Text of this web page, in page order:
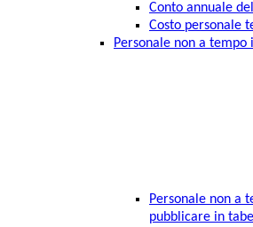
Conto annuale
Costo personale
Personale non a
Personale non a
pubblicare in